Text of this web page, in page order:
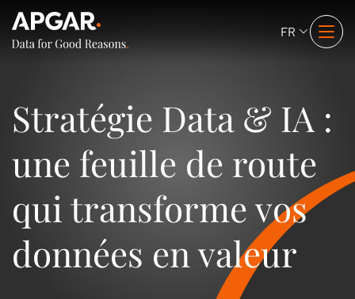
FR
Stratégie Data & IA :
une feuille de route
qui transforme vos
données en valeur